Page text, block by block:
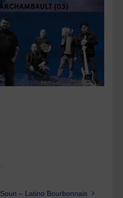
Soun – Latino Bourbonnais